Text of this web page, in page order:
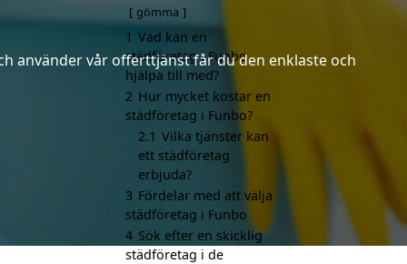
använder vår offerttjänst får du den enklaste och
gömma
1 Vad kan en
städföretag i Funbo
hjälpa till med?
2 Hur mycket kostar en
städföretag i Funbo?
2.1 Vilka tjänster kan
ett städföretag
erbjuda?
3 Fördelar med att välja
städföretag i Funbo
4 Sök efter en skicklig
städföretag i de